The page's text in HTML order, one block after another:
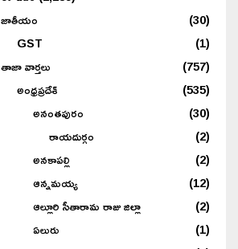
జాతీయం
(30)
GST
(1)
తాజా వార్తలు
(757)
అంధ్రప్రదేశ్
(535)
అనంతపురం
(30)
రాయదుర్గం
(2)
అనకాపల్లి
(2)
ఆన్నమయ్య
(12)
ఆల్లూరి సీతారామ రాజు జిల్లా
(2)
ఏలురు
(1)